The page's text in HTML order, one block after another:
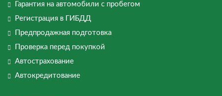
Гарантия на автомобили с пробегом
Регистрация в ГИБДД
Предпродажная подготовка
Проверка перед покупкой
Автострахование
Автокредитование